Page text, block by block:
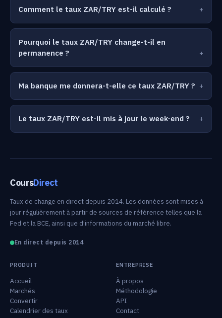
Comment le taux ZAR/TRY est-il calculé ?
Pourquoi le taux ZAR/TRY change-t-il en
permanence ?
Ma banque me donnera-t-elle ce taux ZAR/TRY ?
Le taux ZAR/TRY est-il mis à jour le week-end ?
CoursDirect
Taux de change en direct depuis 2014. Les données sont mises à
jour régulièrement à partir de sources de référence telles que la
Fed et la BCE, ainsi que d’informations du marché libre.
En direct depuis 2014
PRODUIT
Accueil
Marchés
Convertir
Calendrier des taux
ENTREPRISE
À propos
Méthodologie
API
Contact